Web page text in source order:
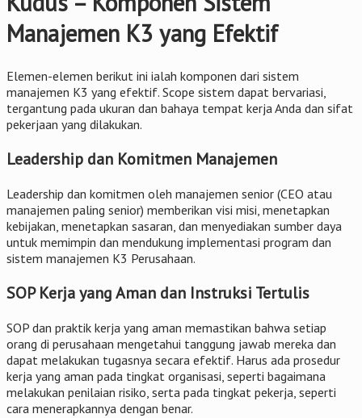
Manajemen K3 yang Efektif
Elemen-elemen berikut ini ialah komponen dari sistem
manajemen K3 yang efektif. Scope sistem dapat bervariasi,
tergantung pada ukuran dan bahaya tempat kerja Anda dan sifat
pekerjaan yang dilakukan.
Leadership dan Komitmen Manajemen
Leadership dan komitmen oleh manajemen senior (CEO atau
manajemen paling senior) memberikan visi misi, menetapkan
kebijakan, menetapkan sasaran, dan menyediakan sumber daya
untuk memimpin dan mendukung implementasi program dan
sistem manajemen K3 Perusahaan.
SOP Kerja yang Aman dan Instruksi Tertulis
SOP dan praktik kerja yang aman memastikan bahwa setiap
orang di perusahaan mengetahui tanggung jawab mereka dan
dapat melakukan tugasnya secara efektif. Harus ada prosedur
kerja yang aman pada tingkat organisasi, seperti bagaimana
melakukan penilaian risiko, serta pada tingkat pekerja, seperti
cara menerapkannya dengan benar.